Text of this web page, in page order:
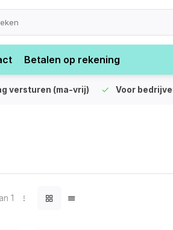
Betalen op rekening
versturen (ma-vrij) Voor
1